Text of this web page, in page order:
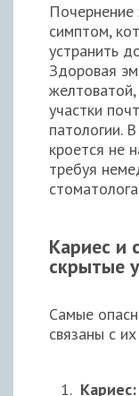
Почернение
симптом,
устранить
Здоровая
участки
патологии.
кроется не
требуя
Кариес и
скрытые
Самые
связаны с
Кариес: